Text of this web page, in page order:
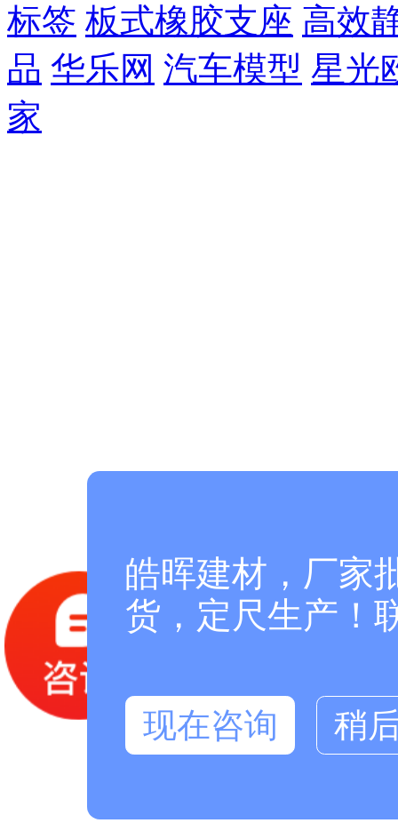
标签 板式橡胶支座 高效
品 华乐网 汽车模型 星光
家
皓晖建材，厂家
货，定尺生产！
现在咨询 稍